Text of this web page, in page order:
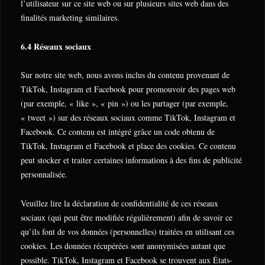
l’utilisateur sur ce site web ou sur plusieurs sites web dans des
finalités marketing similaires.
6.4 Réseaux sociaux
Sur notre site web, nous avons inclus du contenu provenant de
TikTok, Instagram et Facebook pour promouvoir des pages web
(par exemple, « like », « pin ») ou les partager (par exemple,
« tweet ») sur des réseaux sociaux comme TikTok, Instagram et
Facebook. Ce contenu est intégré grâce un code obtenu de
TikTok, Instagram et Facebook et place des cookies. Ce contenu
peut stocker et traiter certaines informations à des fins de publicité
personnalisée.
Veuillez lire la déclaration de confidentialité de ces réseaux
sociaux (qui peut être modifiée régulièrement) afin de savoir ce
qu’ils font de vos données (personnelles) traitées en utilisant ces
cookies. Les données récupérées sont anonymisées autant que
possible. TikTok, Instagram et Facebook se trouvent aux États-